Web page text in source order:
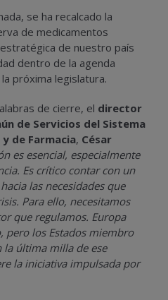
se ha recalcado la
de medicamentos
de nuestro país
dentro de la agenda
próxima legislatura.
de cierre, el director
de Servicios del Sistema
y de Farmacia, César
es esencial, especialmente
Es crítico contar con un
las necesidades que
Para ello, necesitamos
que regulamos. Europa
pero los Estados miembro
la última milla de ese
la iniciativa impulsada por